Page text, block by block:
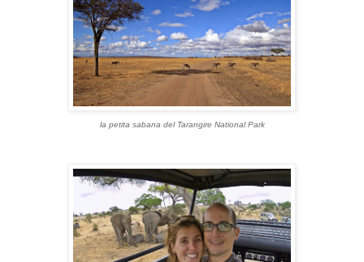
la petita sabana del Tarangire National Park